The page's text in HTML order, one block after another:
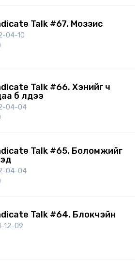
Talk #67. Моззис
04-10
Talk #66. Хэнийг ч
бүү үлдээ
04-04
Talk #65. Боломжийг
04-04
Talk #64. Блокчэйн
12-09